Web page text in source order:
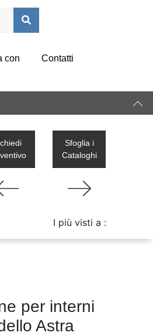
con
Contatti
Sfoglia i
Cataloghi
I più visti a :
per interni
Astra